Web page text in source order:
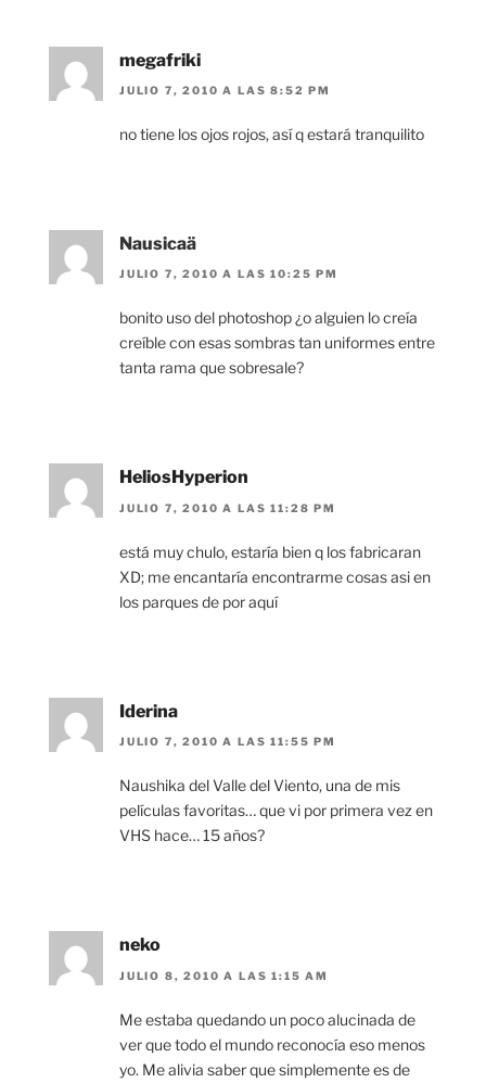
megafriki
JULIO 7, 2010 A LAS 8:52 PM
no tiene los ojos rojos, así q estará tranquilito
Nausicaä
JULIO 7, 2010 A LAS 10:25 PM
bonito uso del photoshop ¿o alguien lo creía
creíble con esas sombras tan uniformes entre
tanta rama que sobresale?
HeliosHyperion
JULIO 7, 2010 A LAS 11:28 PM
está muy chulo, estaría bien q los fabricaran
XD; me encantaría encontrarme cosas asi en
los parques de por aquí
Iderina
JULIO 7, 2010 A LAS 11:55 PM
Naushika del Valle del Viento, una de mis
películas favoritas… que vi por primera vez en
VHS hace… 15 años?
neko
JULIO 8, 2010 A LAS 1:15 AM
Me estaba quedando un poco alucinada de
ver que todo el mundo reconocía eso menos
yo. Me alivia saber que simplemente es de